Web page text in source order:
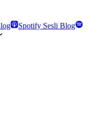
Spotify Sesli Blog